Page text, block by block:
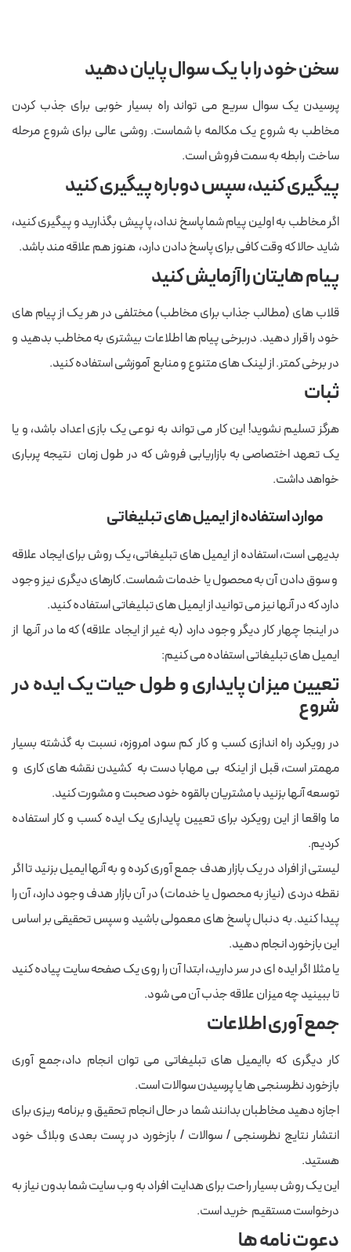
سخن خود را با یک سوال پایان دهید
پرسیدن یک سوال سریع می تواند راه بسیار خوبی برای جذب کردن
مخاطب به شروع یک مکالمه با شماست. روشی عالی برای شروع مرحله
ساخت رابطه به سمت فروش است.
پیگیری کنید، سپس دوباره پیگیری کنید
اگر مخاطب به اولین پیام شما پاسخ نداد، پا پیش بگذارید و پیگیری کنید،
شاید حالا که وقت کافی برای پاسخ دادن دارد، هنوز هم علاقه مند باشد.
پیام هایتان را آزمایش کنید
قلاب های (مطالب جذاب برای مخاطب) مختلفی در هر یک از پیام های
خود را قرار دهید. دربرخی پیام ها اطلاعات بیشتری به مخاطب بدهید و
در برخی کمتر. از لینک های متنوع و منابع آموزشی استفاده کنید.
ثبات
هرگز تسلیم نشوید! این کار می تواند به نوعی یک بازی اعداد باشد، و یا
یک تعهد اختصاصی به بازاریابی فروش که در طول زمان نتیجه پرباری
خواهد داشت.
موارد استفاده از ایمیل های تبلیغاتی
بدیهی است، استفاده از ایمیل های تبلیغاتی، یک روش برای ایجاد علاقه
و سوق دادن آن به محصول یا خدمات شماست. کارهای دیگری نیز وجود
دارد که در آنها نیز می توانید از ایمیل های تبلیغاتی استفاده کنید.
در اینجا چهار کار دیگر وجود دارد (به غیر از ایجاد علاقه) که ما در آنها از
ایمیل های تبلیغاتی استفاده می کنیم:
تعیین میزان پایداری و طول حیات یک ایده در
شروع
در رویکرد راه اندازی کسب و کار کم سود امروزه، نسبت به گذشته بسیار
مهمتر است، قبل از اینکه بی مهابا دست به کشیدن نقشه های کاری و
توسعه آنها بزنید با مشتریان بالقوه خود صحبت و مشورت کنید.
ما واقعا از این رویکرد برای تعیین پایداری یک ایده کسب و کار استفاده
کردیم.
لیستی از افراد در یک بازار هدف جمع آوری کرده و به آنها ایمیل بزنید تا اگر
نقطه دردی (نیاز به محصول یا خدمات) در آن بازار هدف وجود دارد، آن را
پیدا کنید. به دنبال پاسخ های معمولی باشید و سپس تحقیقی بر اساس
این بازخورد انجام دهید.
یا مثلا اگر ایده ای در سر دارید، ابتدا آن را روی یک صفحه سایت پیاده کنید
تا ببینید چه میزان علاقه جذب آن می شود.
جمع آوری اطلاعات
کار دیگری که باایمیل های تبلیغاتی می توان انجام داد،جمع آوری
بازخورد نظرسنجی ها یا پرسیدن سوالات است.
اجازه دهید مخاطبان بدانند شما در حال انجام تحقیق و برنامه ریزی برای
انتشار نتایج نظرسنجی / سوالات / بازخورد در پست بعدی وبلاگ خود
هستید.
این یک روش بسیار راحت برای هدایت افراد به وب سایت شما بدون نیاز به
درخواست مستقیم خرید است.
دعوت نامه ها